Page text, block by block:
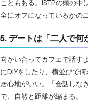
こともある。ISTPの頭の中
全にオフになっているかの
5. デートは「二人で何
向かい合ってカフェで話す
にDIYをしたり、横並びで
居心地がいい。「会話しな
で、自然と距離が縮まる。